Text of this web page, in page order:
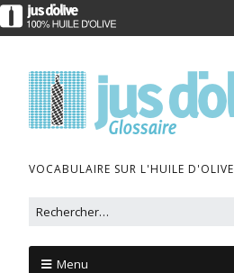
VOCABULAIRE SUR L'HUILE D'OLIVE
Menu